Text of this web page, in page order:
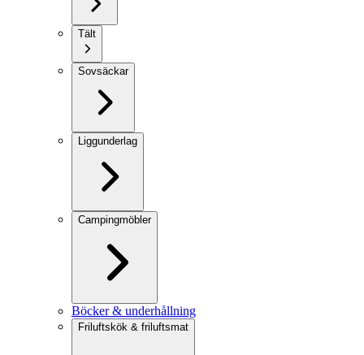
Tält
Sovsäckar
Liggunderlag
Campingmöbler
Böcker & underhållning
Friluftskök & friluftsmat